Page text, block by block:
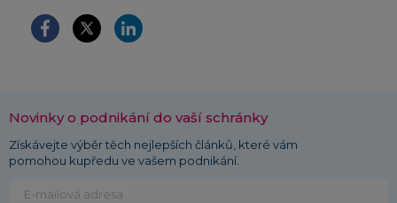
Novinky o podnikání do vaší schránky
Získávejte výběr těch nejlepších článků, které vám
pomohou kupředu ve vašem podnikání.